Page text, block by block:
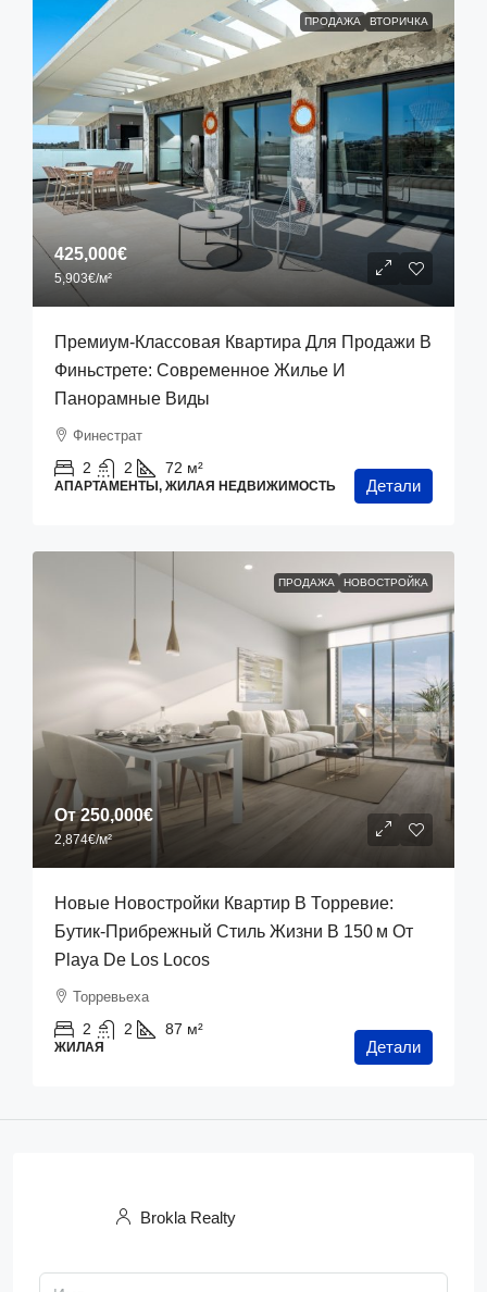
ПРОДАЖА ВТОРИЧКА
425,000€
5,903€/м²
Премиум-Классовая Квартира Для Продажи В
Финьстрете: Современное Жилье И
Панорамные Виды
Финестрат
2 2 72 м²
АПАРТАМЕНТЫ, ЖИЛАЯ НЕДВИЖИМОСТЬ Детали
ПРОДАЖА НОВОСТРОЙКА
От250,000€
2,874€/м²
Новые Новостройки Квартир В Торревие:
Бутик‑прибрежный Стиль Жизни В 150 М От
Playa De Los Locos
Торревьеха
2 2 87 м²
ЖИЛАЯ Детали
Brokla Realty